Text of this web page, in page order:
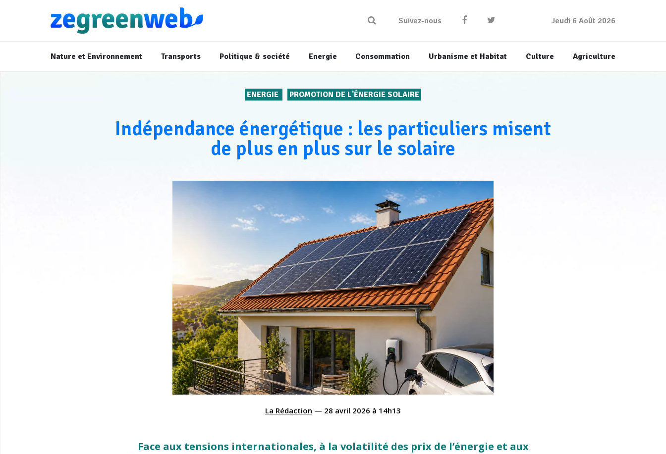
Suivez-nous Jeudi 6 Août 2026
Nature et Environnement Transports Politique & société Energie Consommation Urbanisme et Habitat Culture Agriculture
ENERGIE PROMOTION DE L'ÉNERGIE SOLAIRE
Indépendance énergétique : les particuliers misent
de plus en plus sur le solaire
La Rédaction — 28 avril 2026 à 14h13
Face aux tensions internationales, à la volatilité des prix de l’énergie et aux